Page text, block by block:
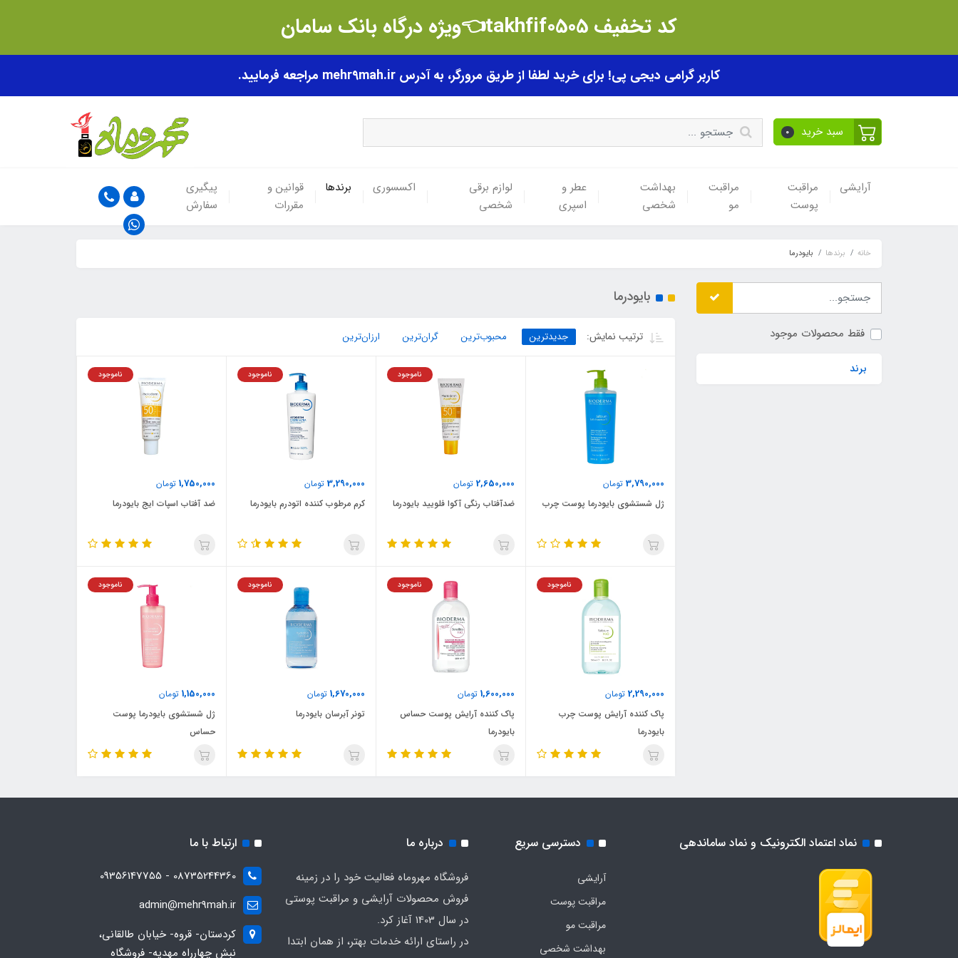
کد تخفیف takhfif0505👈ویژه درگاه بانک سامان
کاربر گرامی دیجی پی! برای خرید لطفا از طریق مرورگر، به آدرس mehr9mah.ir مراجعه فرمایید.
سبد خرید 0
آرایشی
مراقبت
پوست
مراقبت
مو
بهداشت
شخصی
عطر و
اسپری
لوازم برقی
شخصی
اکسسوری برندها
قوانین و
مقررات
پیگیری
سفارش
خانه برندها بایودرما
فقط محصولات موجود
برند
بایودرما
ترتیب نمایش: جدیدترین محبوب‌ترین گران‌ترین ارزان‌ترین
3,790,000 تومان
ژل شستشوی بایودرما پوست چرب
2,650,000 تومان
ناموجود
ضدآفتاب رنگی آکوا فلویید بایودرما
3,290,000 تومان
ناموجود
کرم مرطوب کننده اتودرم بایودرما
1,750,000 تومان
ناموجود
ضد آفتاب اسپات ایج بایودرما
2,290,000 تومان
ناموجود
پاک کننده آرایش پوست چرب
بایودرما
1,600,000 تومان
ناموجود
پاک کننده آرایش پوست حساس
بایودرما
1,670,000 تومان
ناموجود
تونر آبرسان بایودرما
1,150,000 تومان
ناموجود
ژل شستشوی بایودرما پوست
حساس
نماد اعتماد الکترونیک و نماد ساماندهی دسترسی سریع
آرایشی
مراقبت پوست
مراقبت مو
بهداشت شخصی
درباره ما
فروشگاه مهروماه فعالیت خود را در زمینه
فروش محصولات آرایشی و مراقبت پوستی
در سال 1403 آغاز کرد.
در راستای ارائه خدمات بهتر، از همان ابتدا
ارتباط با ما
08735244360 - 09356147755
admin@mehr9mah.ir
کردستان- قروه- خیابان طالقانی،
نبش چهارراه مهدیه- فروشگاه